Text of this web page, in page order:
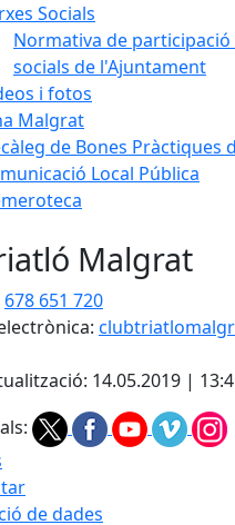
Socials
Normativa de participació
socials de l'Ajuntament
i fotos
Malgrat
de Bones Pràctiques
Local Pública
Malgrat
678 651 720
14.05.2019 |
de dades